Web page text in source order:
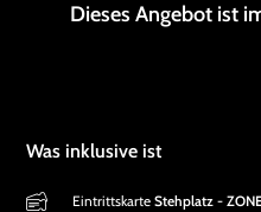
Dieses Angebot ist
Was inklusive ist
Eintrittskarte Stehplatz -